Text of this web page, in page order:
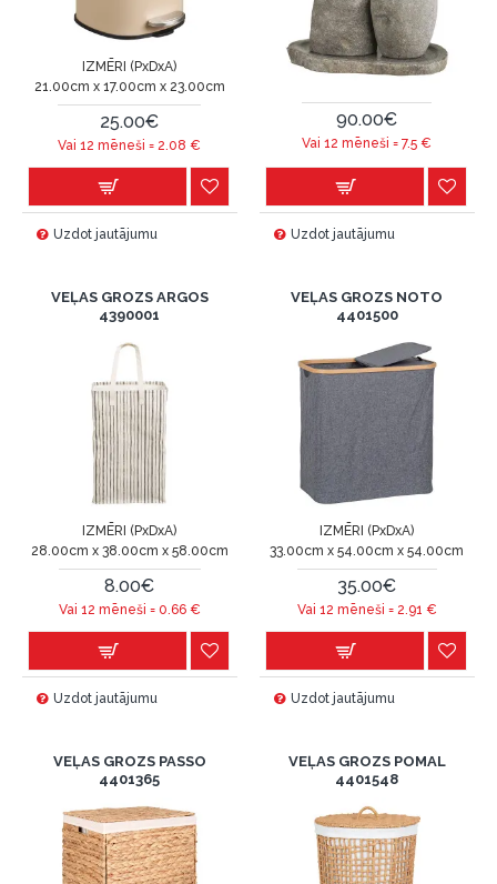
IZMĒRI (PxDxA)
21.00cm x 17.00cm x 23.00cm
25.00€
Vai 12 mēneši =2.08 €
Uzdot jautājumu
90.00€
Vai 12 mēneši =7.5 €
Uzdot jautājumu
VEĻAS GROZS ARGOS
4390001
IZMĒRI (PxDxA)
28.00cm x 38.00cm x 58.00cm
8.00€
Vai 12 mēneši = 0.66€
Uzdot jautājumu
VEĻAS GROZS NOTO
4401500
IZMĒRI (PxDxA)
33.00cm x 54.00cm x 54.00cm
35.00€
Vai 12 mēneši = 2.91 €
Uzdot jautājumu
VEĻAS GROZS PASSO
4401365
VEĻAS GROZS POMAL
4401548